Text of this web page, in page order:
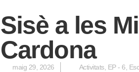
Sisè a les
Cardona
maig 29, 2026 Activitats, EP - 6,